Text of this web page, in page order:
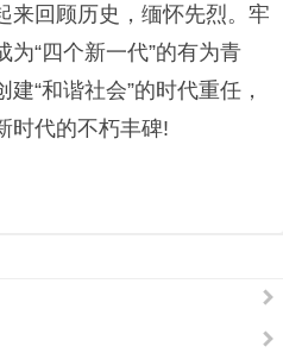
来回顾历史，缅怀先烈。牢
“四个新一代”的有为青
“和谐社会”的时代重任，
时代的不朽丰碑!